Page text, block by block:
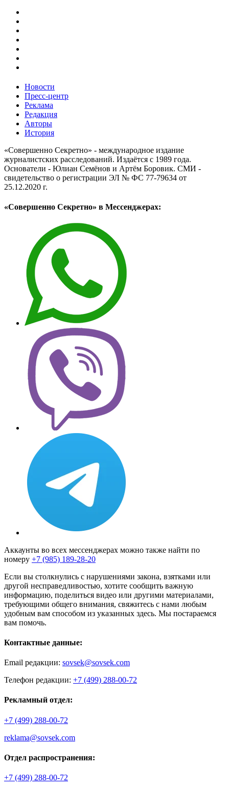
Новости
Пресс-центр
Реклама
Редакция
Авторы
История
«Совершенно Секретно» - международное издание
журналистских расследований. Издаётся с 1989 года.
Основатели - Юлиан Семёнов и Артём Боровик. CМИ -
свидетельство о регистрации ЭЛ № ФС 77-79634 от
25.12.2020 г.
«Совершенно Секретно» в Мессенджерах:
Аккаунты во всех мессенджерах можно также найти по
номеру +7 (985) 189-28-20
Если вы столкнулись с нарушениями закона, взятками или
другой несправедливостью, хотите сообщить важную
информацию, поделиться видео или другими материалами,
требующими общего внимания, свяжитесь с нами любым
удобным вам способом из указанных здесь. Мы постараемся
вам помочь.
Контактные данные:
Email редакции: sovsek@sovsek.com
Телефон редакции: +7 (499) 288-00-72
Рекламный отдел:
+7 (499) 288-00-72
reklama@sovsek.com
Отдел распространения:
+7 (499) 288-00-72